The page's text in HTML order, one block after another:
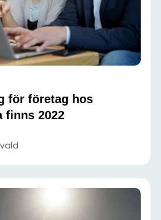
för företag hos
finns 2022